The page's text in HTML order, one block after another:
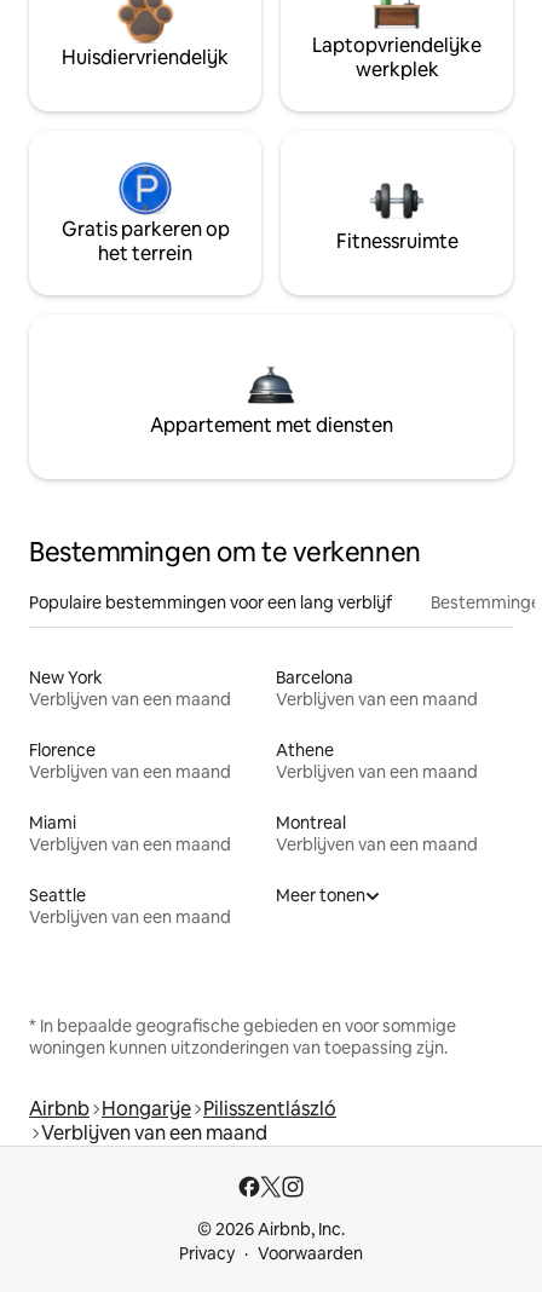
Huisdiervriendelijk
Laptopvriendelijke
werkplek
Gratis parkeren op
het terrein
Fitnessruimte
Appartement met diensten
Bestemmingen om te verkennen
Populaire bestemmingen voor een lang verblijf
New York
Verblijven van een maand
Barcelona
Verblijven van een maand
Florence
Verblijven van een maand
Athene
Verblijven van een maand
Miami
Verblijven van een maand
Montreal
Verblijven van een maand
Seattle
Verblijven van een maand
Meer tonen
* In bepaalde geografische gebieden en voor sommige
woningen kunnen uitzonderingen van toepassing zijn.
Airbnb Hongarije Pilisszentlászló
Verblijven van een maand
© 2026 Airbnb, Inc.
Privacy
Voorwaarden